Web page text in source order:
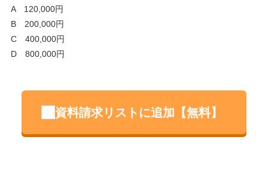
A 120,000円
B 200,000円
C 400,000円
D 800,000円
資料請求リストに追加【無料】